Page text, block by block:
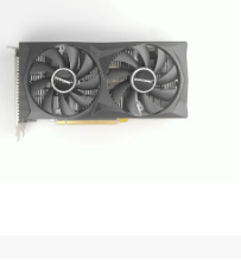
лучшей цене!